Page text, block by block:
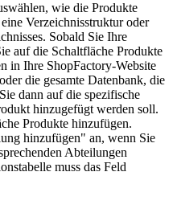
wie die Produkte
Verzeichnisstruktur oder
Sobald Sie Ihre
auf die Schaltfläche Produkte
in Ihre ShopFactory-Website
die gesamte Datenbank, die
dann auf die spezifische
hinzugefügt werden soll.
Produkte hinzufügen.
hinzufügen" an, wenn Sie
Abteilungen
muss das Feld